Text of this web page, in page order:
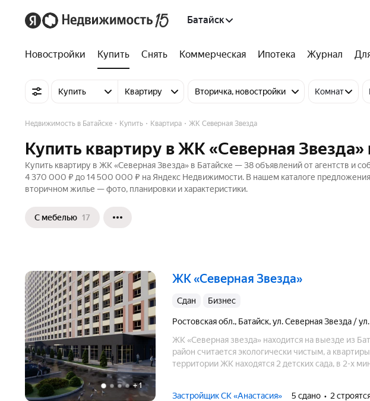
Батайск
Новостройки Купить Снять Коммерческая Ипотека Журнал
Купить Квартиру Вторичка, новостройки Комнат
Недвижимость в Батайске Купить Квартира ЖК Северная Звезда
Купить квартиру в ЖК «Северная Звезда»
Купить квартиру в ЖК «Северная Звезда» в Батайске — 38 объявлений от агентств и
4 370 000 ₽ до 14 500 000 ₽ на Яндекс Недвижимости. В нашем каталоге
вторичном жилье — фото, планировки и характеристики.
С мебелью 17
ЖК «Северная Звезда»
Сдан бизнес
Ростовская обл., Батайск,ул. Северная Звезда /
ЖК «Северная звезда» находится на выезде из
район считается экологически чистым, а
территории ЖК находятся 2 детских сада, в 2-х
Застройщик СК «Анастасия» 5 сдано 2
+1